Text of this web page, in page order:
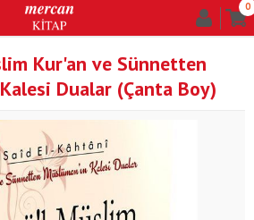
0
Kur'an ve Sünnetten
Dualar (Çanta Boy)